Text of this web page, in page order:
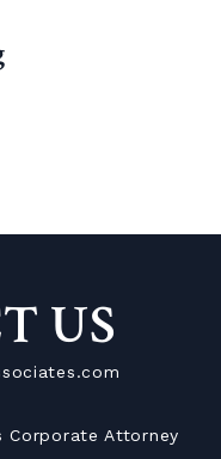
US
Corporate Attorney